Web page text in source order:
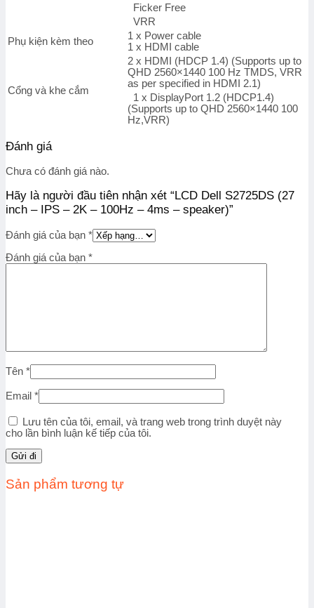
Ficker Free
VRR
Phụ kiện kèm theo
1 x Power cable
1 x HDMI cable
Cổng và khe cắm
2 x HDMI (HDCP 1.4) (Supports up to
QHD 2560×1440 100 Hz TMDS, VRR
as per specified in HDMI 2.1)
1 x DisplayPort 1.2 (HDCP1.4)
(Supports up to QHD 2560×1440 100
Hz,VRR)
Đánh giá
Chưa có đánh giá nào.
Hãy là người đầu tiên nhận xét “LCD Dell S2725DS (27
inch – IPS – 2K – 100Hz – 4ms – speaker)”
Đánh giá của bạn *
Đánh giá của bạn *
Tên *
Email *
Lưu tên của tôi, email, và trang web trong trình duyệt này
cho lần bình luận kế tiếp của tôi.
Sản phẩm tương tự